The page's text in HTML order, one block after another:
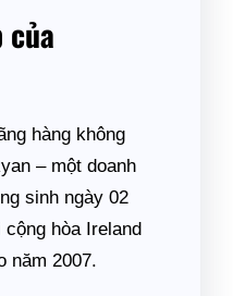
của
hàng không
– một doanh
sinh ngày 02
hòa Ireland
năm 2007.